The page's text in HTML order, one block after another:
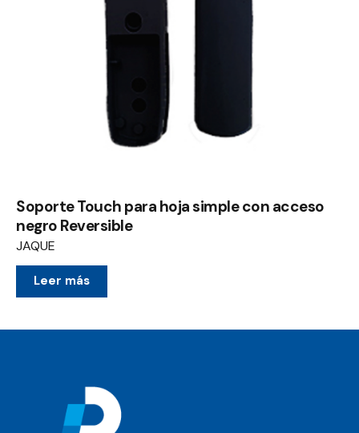
Soporte Touch para hoja simple con acceso
negro Reversible
JAQUE
Leer más